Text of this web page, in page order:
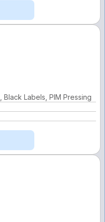
Black Labels, PIM Pressing